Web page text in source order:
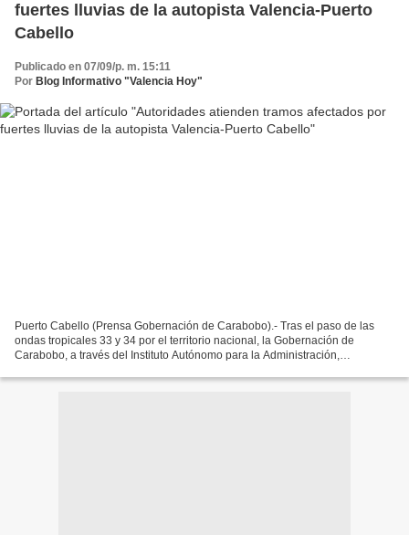
fuertes lluvias de la autopista Valencia-Puerto
Cabello
Publicado en 07/09/p. m. 15:11
Por Blog Informativo "Valencia Hoy"
Puerto Cabello (Prensa Gobernación de Carabobo).- Tras el paso de las
ondas tropicales 33 y 34 por el territorio nacional, la Gobernación de
Carabobo, a través del Instituto Autónomo para la Administración,